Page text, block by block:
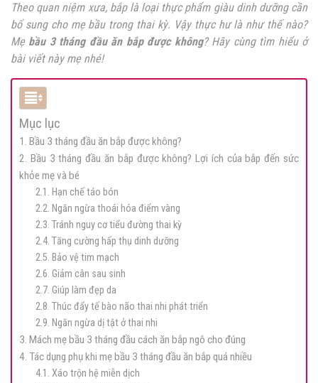
Theo quan niệm xưa, bắp là loại thực phẩm giàu dinh dưỡng cần
bổ sung cho mẹ bầu trong thai kỳ. Vậy thực hư là như thế nào?
Mẹ bầu 3 tháng đầu ăn bắp được không? Hãy cùng tìm hiểu ở
bài viết này mẹ nhé!
Mục lục
1. Bầu 3 tháng đầu ăn bắp được không?
2. Bầu 3 tháng đầu ăn bắp được không? Lợi ích của bắp đến sức
khỏe mẹ và bé
2.1. Hạn chế táo bón
2.2. Ngăn ngừa thoái hóa điểm vàng
2.3. Tránh nguy cơ tiểu đường thai kỳ
2.4. Tăng cường hấp thụ dinh dưỡng
2.5. Bảo vệ tim mạch
2.6. Giảm cân sau sinh
2.7. Giúp làm đẹp da
2.8. Thúc đẩy tế bào não thai nhi phát triển
2.9. Ngăn ngừa dị tật ở thai nhi
3. Mách mẹ bầu 3 tháng đầu cách ăn bắp ngô cho đúng
4. Tác dụng phụ khi mẹ bầu 3 tháng đầu ăn bắp quá nhiều
4.1. Xáo trộn hệ miễn dịch